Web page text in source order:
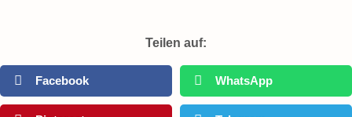
Teilen auf:
Facebook WhatsApp